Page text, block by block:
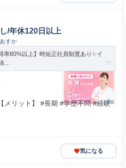
/年休120日以上
すか
率80%以上】時短正社員制度あり✨イ
...
メリット】 #長期 #学歴不問 #経験
気になる